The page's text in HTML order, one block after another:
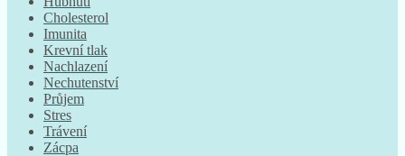
Cholesterol
Imunita
Krevní tlak
Nachlazení
Nechutenství
Průjem
Stres
Trávení
Zácpa